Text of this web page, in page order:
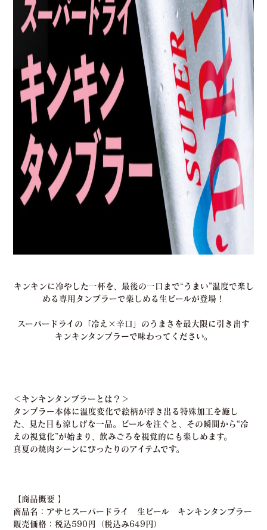
キンキンに冷やした一杯を、最後の一口まで“うまい”温度で楽し
める専用タンブラーで楽しめる生ビールが登場！
スーパードライの「冷え×辛口」のうまさを最大限に引き出す
キンキンタンブラーで味わってください。
＜キンキンタンブラーとは？＞
タンブラー本体に温度変化で絵柄が浮き出る特殊加工を施し
た、見た目も涼しげな一品。ビールを注ぐと、その瞬間から“冷
えの視覚化”が始まり、飲みごろを視覚的にも楽しめます。
真夏の焼肉シーンにぴったりのアイテムです。
【商品概要 】
商品名： アサヒスーパードライ 生ビール キンキンタンブラー
販売価格 ：税込590円（税込み649円）